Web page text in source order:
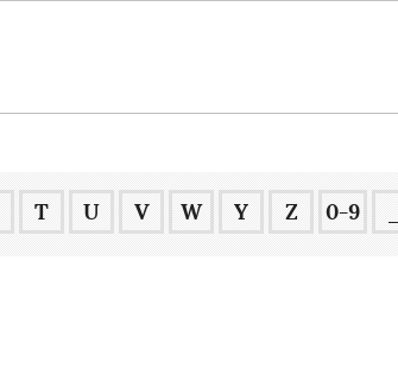
T U V W Y Z 0-9